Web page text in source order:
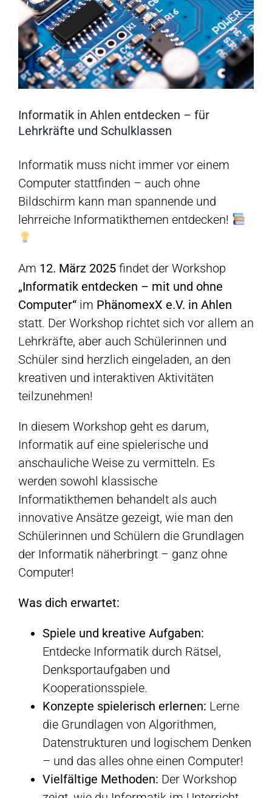
Informatik in Ahlen entdecken – für
Lehrkräfte und Schulklassen
Informatik muss nicht immer vor einem
Computer stattfinden – auch ohne
Bildschirm kann man spannende und
lehrreiche Informatikthemen entdecken!
Am 12. März 2025 findet der Workshop
„Informatik entdecken – mit und ohne
Computer“ im PhänomexX e.V. in Ahlen
statt. Der Workshop richtet sich vor allem an
Lehrkräfte, aber auch Schülerinnen und
Schüler sind herzlich eingeladen, an den
kreativen und interaktiven Aktivitäten
teilzunehmen!
In diesem Workshop geht es darum,
Informatik auf eine spielerische und
anschauliche Weise zu vermitteln. Es
werden sowohl klassische
Informatikthemen behandelt als auch
innovative Ansätze gezeigt, wie man den
Schülerinnen und Schülern die Grundlagen
der Informatik näherbringt – ganz ohne
Computer!
Was dich erwartet:
Spiele und kreative Aufgaben:
Entdecke Informatik durch Rätsel,
Denksportaufgaben und
Kooperationsspiele.
Konzepte spielerisch erlernen: Lerne
die Grundlagen von Algorithmen,
Datenstrukturen und logischem Denken
– und das alles ohne einen Computer!
Vielfältige Methoden: Der Workshop